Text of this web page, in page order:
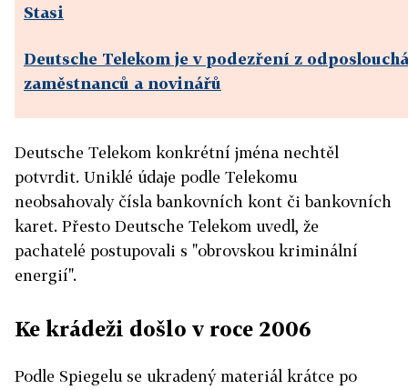
Stasi
Deutsche Telekom je v podezření z
zaměstnanců a novinářů
Deutsche Telekom konkrétní jména nechtěl
potvrdit. Uniklé údaje podle Telekomu
neobsahovaly čísla bankovních kont či bankovních
karet. Přesto Deutsche Telekom uvedl, že
pachatelé postupovali s "obrovskou kriminální
energií".
Ke krádeži došlo v roce 2006
Podle Spiegelu se ukradený materiál krátce po